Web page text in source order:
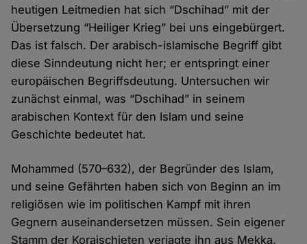
heutigen Leitmedien hat sich “Dschihad” mit der
Übersetzung “Heiliger Krieg” bei uns eingebürgert.
Das ist falsch. Der arabisch-islamische Begriff gibt
diese Sinndeutung nicht her; er entspringt einer
europäischen Begriffsdeutung. Untersuchen wir
zunächst einmal, was “Dschihad” in seinem
arabischen Kontext für den Islam und seine
Geschichte bedeutet hat.
Mohammed (570–632), der Begründer des Islam,
und seine Gefährten haben sich von Beginn an im
religiösen wie im politischen Kampf mit ihren
Gegnern auseinandersetzen müssen. Sein eigener
Stamm der Koraischieten verjagte ihn aus Mekka.